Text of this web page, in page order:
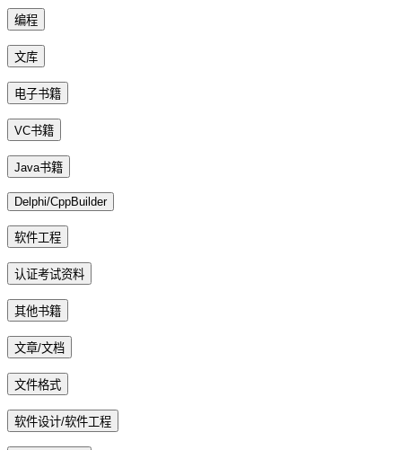
编程
文库
电子书籍
VC书籍
Java书籍
Delphi/CppBuilder
软件工程
认证考试资料
其他书籍
文章/文档
文件格式
软件设计/软件工程